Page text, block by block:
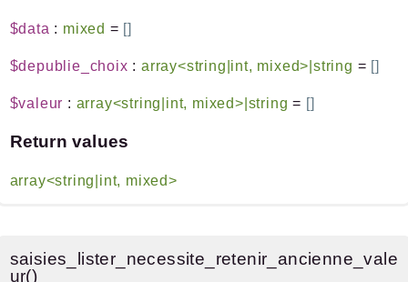
$data : mixed = []
$depublie_choix :array<string|int, mixed>|string = []
$valeur : array<string|int, mixed>|string = []
Return values
array<string|int, mixed>
saisies_lister_necessite_retenir_ancienne_vale
ur()